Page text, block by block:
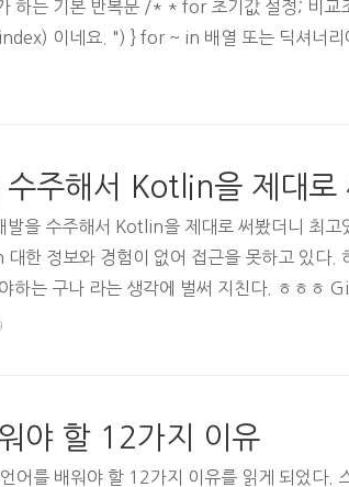
하는 기본 반복문 /* * for 초기값 설정; 비교
이네요. ") } for ~ in 배열 또는 딕셔너리
주해서 Kotlin을 제대로
을 수주해서 Kotlin을 제대로 써봤더니 최고
한 정보와 경험이 없어 접근을 못하고 있다.
하는 구나 라는 생각에 벌써 지친다. ㅎㅎㅎ
린 Android 개발을 수주해서 Kotlin을 제대로
야 할 12가지 이유
어를 배워야 할 12가지 이유를 읽게 되었다.